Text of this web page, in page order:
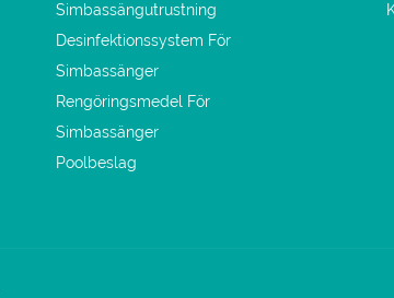
Simbassängutrustning
Desinfektionssystem För
Simbassänger
Rengöringsmedel För
Simbassänger
Poolbeslag